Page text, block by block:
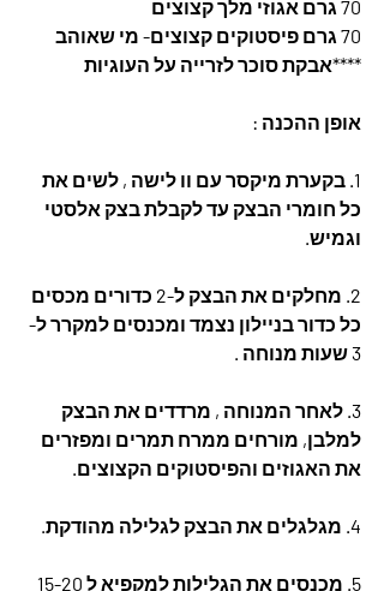
70 גרם אגוזי מלך קצוצים
70 גרם פיסטוקים קצוצים- מי שאוהב
****אבקת סוכר לזרייה על העוגיות
אופן ההכנה :
1. בקערת מיקסר עם וו לישה , לשים את
כל חומרי הבצק עד לקבלת בצק אלסטי
וגמיש.
2. מחלקים את הבצק ל-2 כדורים מכסים
כל כדור בניילון נצמד ומכנסים למקרר ל-
3 שעות מנוחה .
3. לאחר המנוחה , מרדדים את הבצק
למלבן, מורחים ממרח תמרים ומפזרים
את האגוזים והפיסטוקים הקצוצים.
4. מגלגלים את הבצק לגלילה מהודקת.